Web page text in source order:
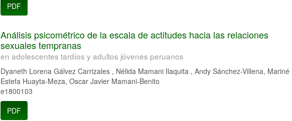
PDF
Análisis psicométrico de la escala de actitudes hacia las relaciones
sexuales tempranas
en adolescentes tardíos y adultos jóvenes peruanos
Dyaneth Lorena Gálvez Carrizales , Nélida Mamani Ilaquita , Andy Sánchez-Villena, Mariné
Estefa Huayta-Meza, Oscar Javier Mamani-Benito
e1800103
PDF